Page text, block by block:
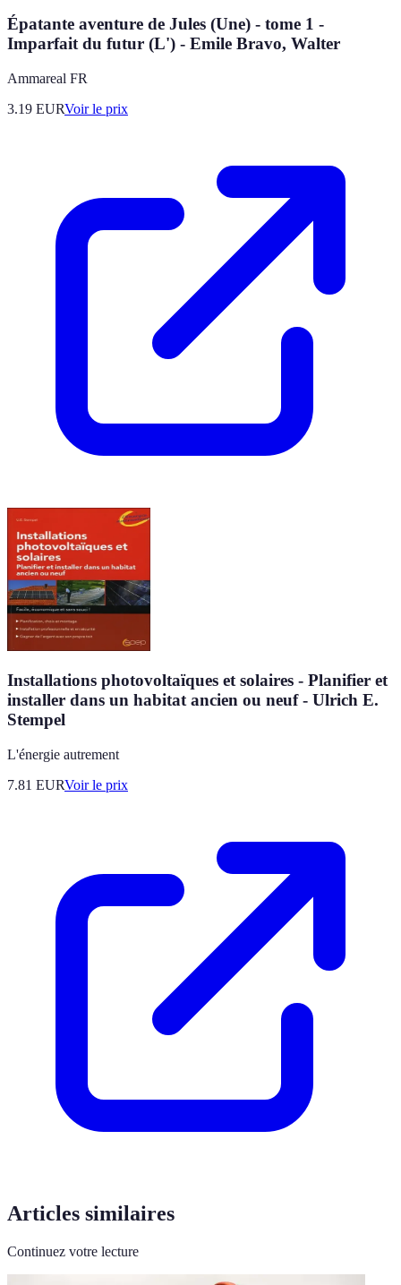
Épatante aventure de Jules (Une) - tome 1 -
Imparfait du futur (L') - Emile Bravo, Walter
Ammareal FR
3.19 EURVoir le prix
Installations photovoltaïques et solaires - Planifier et
installer dans un habitat ancien ou neuf - Ulrich E.
Stempel
L'énergie autrement
7.81 EURVoir le prix
Articles similaires
Continuez votre lecture